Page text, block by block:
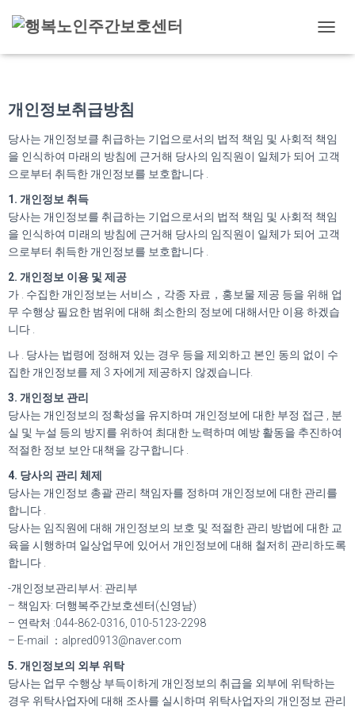
비
개인정보처리방침
개인정보취급방침
당사는 개인정보클 취급하는 기업으로서의 법적 책임 및 사회적 책임
을 인식하여 마래의 방침에 근거해 당사의 임직원이 일체가 되어 고객
으로부터 취득한 개인정보를 보호합니다 .
1. 개인정보 취득
당사는 개인정보를 취급하는 기업으로서의 법적 책임 및 사회적 책임
을 인식하여 미래의 방침에 근거해 당사의 임직원이 일체가 되어 고객
으로부터 취득한 개인정보를 보호합니다 .
2. 개인정보 이용 및 제공
가 . 수집한 개인정보는 서비스，각종 자료，홍보물 제공 등을 위해 업
무 수행상 필요한 범위에 대해 최소한의 정보에 대해서만 이용 하겠습
니다 .
나 . 당사는 법령에 정해져 있는 경우 등을 제외하고 본인 동의 없이 수
집한 개인정보를 제 3 자에게 제공하지 않겠습니다.
3. 개인정보 관리
당사는 개인정보의 정확성을 유지하며 개인정보에 대한 부정 접근 , 분
실 및 누설 등의 방지를 위하여 최대한 노력하며 예방 활동을 추진하여
적절한 정보 보안 대책을 강구합니다 .
4. 당사의 관리 체제
당사는 개인정보 총괄 관리 책임자를 정하며 개인정보에 대한 관리를
합니다 .
당사는 임직원에 대해 개인정보의 보호 및 적절한 관리 방법에 대한 교
육을 시행하며 일상업무에 있어서 개인정보에 대해 철저히 관리하도록
합니다 .
-개인정보관리부서: 관리부
– 책임자: 더행복주간보호센터(신영남)
– 연락처 :044-862-0316, 010-5123-2298
– E-mail ：alpred0913@naver.com
5. 개인정보의 외부 위탁
당사는 업무 수행상 부득이하게 개인정보의 취급을 외부에 위탁하는
경우 위탁사업자에 대해 조사를 실시하며 위탁사업자의 개인정보 관리